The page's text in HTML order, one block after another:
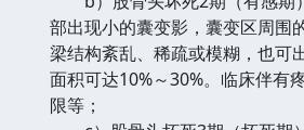
部出现小的囊变影，囊变区周围
梁结构紊乱、稀疏或模糊，也可
面积可达10%～30%。临床伴有
限等；